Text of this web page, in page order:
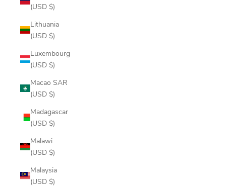
(USD $)
Lithuania
(USD $)
Luxembourg
(USD $)
Macao SAR
(USD $)
Madagascar
(USD $)
Malawi
(USD $)
Malaysia
(USD $)